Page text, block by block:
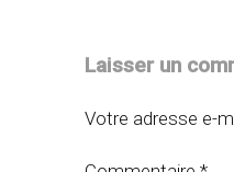
Laisser un
Votre adresse e-